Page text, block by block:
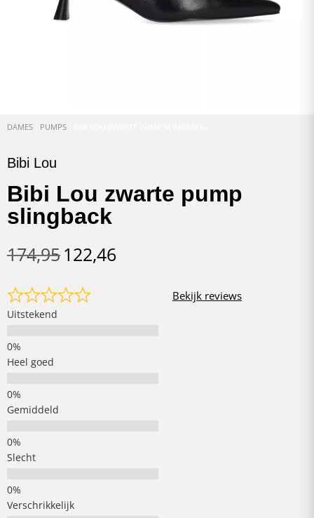
DAMES PUMPS
Bibi Lou
Bibi Lou zwarte pump
slingback
174,95122,46
Uitstekend
Heel goed
Gemiddeld
Slecht
Verschrikkelijk
Bekijk reviews